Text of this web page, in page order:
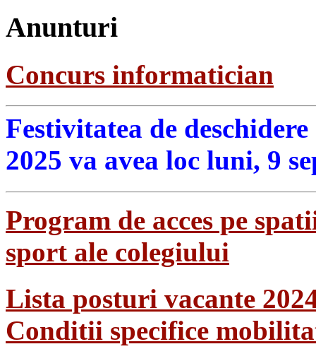
Anunturi
Concurs informatician
Festivitatea de
2025 va avea loc luni, 9
Program de acces pe
sport ale colegiului
Lista posturi vacante
Conditii specifice